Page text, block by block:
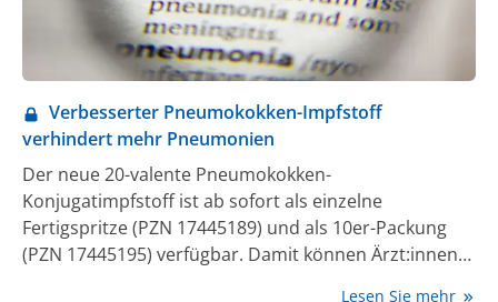
Verbesserter Pneumokokken-Impfstoff
verhindert mehr Pneumonien
Der neue 20-valente Pneumokokken-
Konjugatimpfstoff ist ab sofort als einzelne
Fertigspritze (PZN 17445189) und als 10er-Packung
(PZN 17445195) verfügbar. Damit können Ärzt:innen
Lesen Sie mehr